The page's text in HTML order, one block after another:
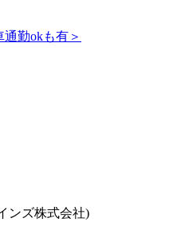
勤okも有＞
ンズ株式会社)